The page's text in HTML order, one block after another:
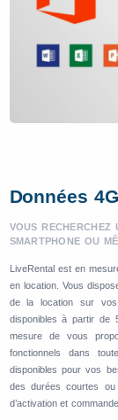
Données
VOUS RECHERCHEZ
SMARTPHONE OU
LiveRental est en
en location. Vous
de la location sur vos
disponibles à partir de
mesure de vous
fonctionnels dans
disponibles pour vos
des durées courtes ou
d’activation et